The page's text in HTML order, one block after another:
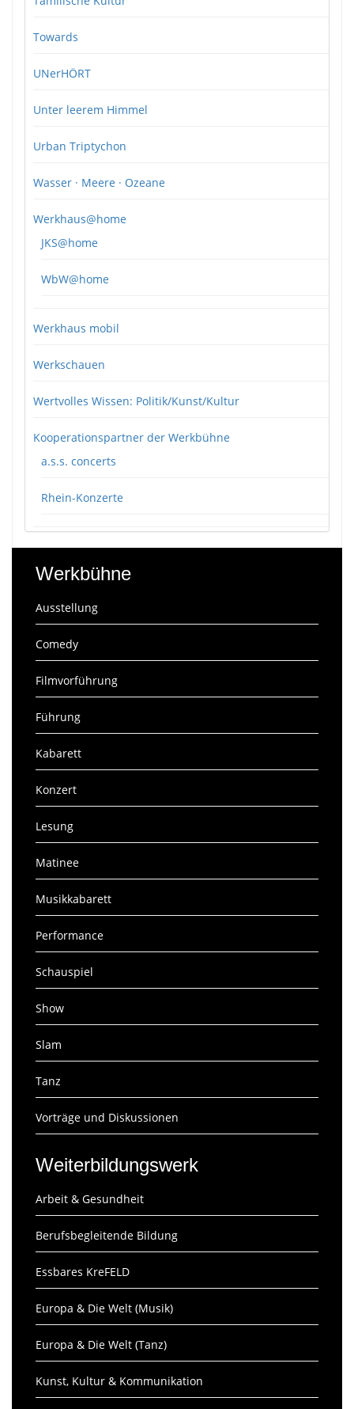
Towards
UNerHÖRT
Unter leerem Himmel
Urban Triptychon
Wasser · Meere · Ozeane
Werkhaus@home
JKS@home
WbW@home
Werkhaus mobil
Werkschauen
Wertvolles Wissen: Politik/Kunst/Kultur
Kooperationspartner der Werkbühne
a.s.s. concerts
Rhein-Konzerte
Werkbühne
Ausstellung
Comedy
Filmvorführung
Führung
Kabarett
Konzert
Lesung
Matinee
Musikkabarett
Performance
Schauspiel
Show
Slam
Tanz
Vorträge und Diskussionen
Weiterbildungswerk
Arbeit & Gesundheit
Berufsbegleitende Bildung
Essbares KreFELD
Europa & Die Welt (Musik)
Europa & Die Welt (Tanz)
Kunst, Kultur & Kommunikation